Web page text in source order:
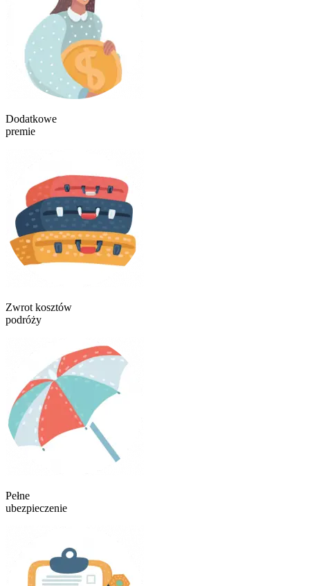
Dodatkowe
premie
Zwrot kosztów
podróży
Pełne
ubezpieczenie